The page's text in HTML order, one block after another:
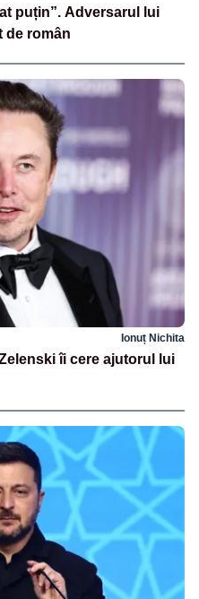
puțin”. Adversarul lui
de român
Ionuț Nichita
îi cere ajutorul lui